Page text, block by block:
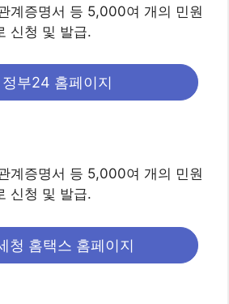
계증명서 등 5,000여 개의 민원
신청 및 발급.
정부24 홈페이지
계증명서 등 5,000여 개의 민원
신청 및 발급.
청 홈택스 홈페이지